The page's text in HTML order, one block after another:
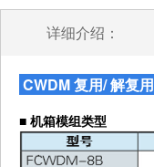
详细介绍：
CWDM 复用/ 解复用
■ 机箱模组类型